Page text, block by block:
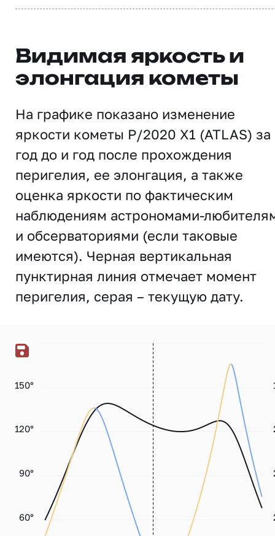
Видимая яркость и
элонгация кометы
На графике показано изменение
яркости кометы P/2020 X1 (ATLAS) за
год до и год после прохождения
перигелия, ее элонгация, а также
оценка яркости по фактическим
наблюдениям астрономами-
и обсерваториями (если таковые
имеются). Черная вертикальная
пунктирная линия отмечает момент
перигелия, серая – текущую дату.
60°
90°
120°
150°